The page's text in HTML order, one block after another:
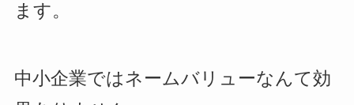
ます。
中小企業ではネームバリューなんて効